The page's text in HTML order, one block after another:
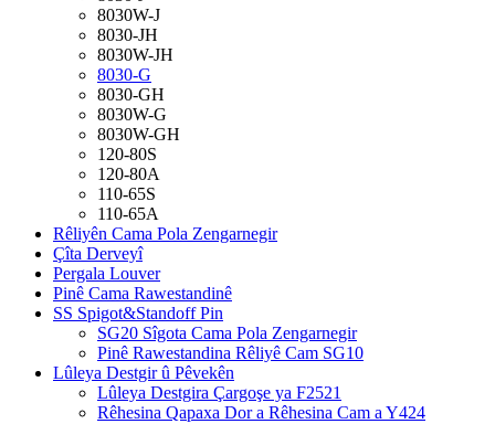
8030W-J
8030-JH
8030W-JH
8030-G
8030-GH
8030W-G
8030W-GH
120-80S
120-80A
110-65S
110-65A
Rêliyên Cama Pola Zengarnegir
Çîta Derveyî
Pergala Louver
Pinê Cama Rawestandinê
SS Spigot&Standoff Pin
SG20 Sîgota Cama Pola Zengarnegir
Pinê Rawestandina Rêliyê Cam SG10
Lûleya Destgir û Pêvekên
Lûleya Destgira Çargoşe ya F2521
Rêhesina Qapaxa Dor a Rêhesina Cam a Y424